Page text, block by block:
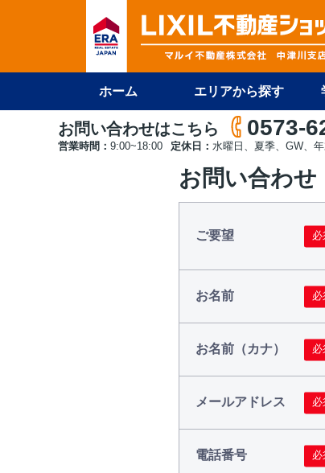
ホーム エリアから探す
お問い合わせはこちら 0573-
営業時間： 9:00~18:00 定休日： 水曜日、夏季、GW、
お問い合わせ
ご要望
お名前
お名前（カナ）
メールアドレス
電話番号